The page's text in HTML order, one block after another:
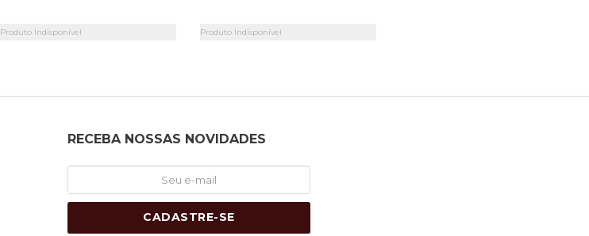
Produto Indisponível Produto Indisponível
RECEBA NOSSAS NOVIDADES
CADASTRE-SE